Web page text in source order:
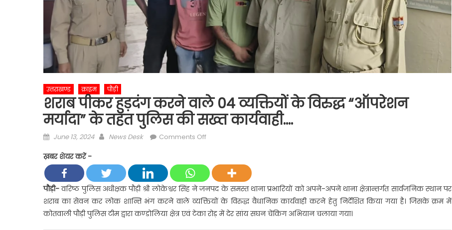
उत्तराखण्ड क्राइम पौड़ी
शराब पीकर हुड़दंग करने वाले 04 व्यक्तियों के विरुद्ध “ऑपरेशन
मर्यादा” के तहत पुलिस की सख्त कार्यवाही….
Posted
June 13, 2024 Author
News Desk Comments Offon
हुड़दंग
करने
वाले
04
व्यक्तियों
ख़बर शेयर करें -
पौड़ी-वरिष्ठ पुलिस अधीक्षक पौड़ी श्री लोकेश्वर सिंह ने जनपद के समस्त थाना प्रभारियों को अपने-अपने थाना क्षेत्रान्तर्गत सार्वजनिक स्थान पर
शराब का सेवन कर लोक शान्ति भंग करने वाले व्यक्तियों के विरुद्ध वैधानिक कार्यवाही करने हेतु निर्देशित किया गया है। जिसके क्रम में
कोतवाली पौड़ी पुलिस टीम द्वारा कण्डोलिया क्षेत्र एवं टेका रोड़ में देर सांय सघन चेंकिग अभियान चलाया गया।